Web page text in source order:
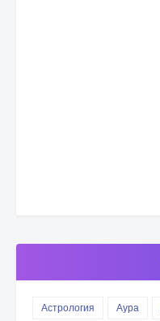
Астрология Аура